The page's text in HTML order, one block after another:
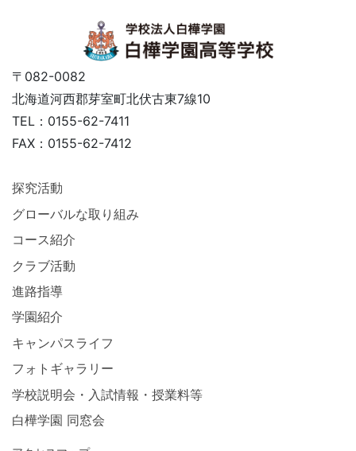
〒082-0082
北海道河西郡芽室町北伏古東7線10
TEL：0155-62-7411
FAX：0155-62-7412
探究活動
グローバルな取り組み
コース紹介
クラブ活動
進路指導
学園紹介
キャンパスライフ
フォトギャラリー
学校説明会・入試情報・授業料等
白樺学園 同窓会